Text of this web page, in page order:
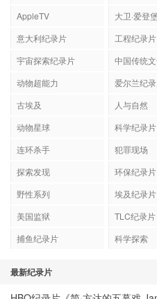
AppleTV
大卫·爱登堡
意大利纪录片
工程纪录片
宇宙探索纪录片
中国传统
动物超能力
爱尔兰纪
古埃及
人与自然
动物星球
科学纪录片
连环杀手
犯罪现场
探索发现
环保纪录片
野性系列
埃及纪录片
美国监狱
TLC纪录片
捕鱼纪录片
科学探索
最新纪录片